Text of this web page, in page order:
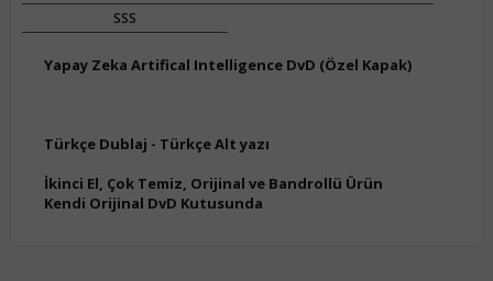
SSS
Yapay Zeka Artifical Intelligence DvD (Özel Kapak)
Türkçe Dublaj - Türkçe Alt yazı
İkinci El, Çok Temiz, Orijinal ve Bandrollü Ürün
Kendi Orijinal DvD Kutusunda